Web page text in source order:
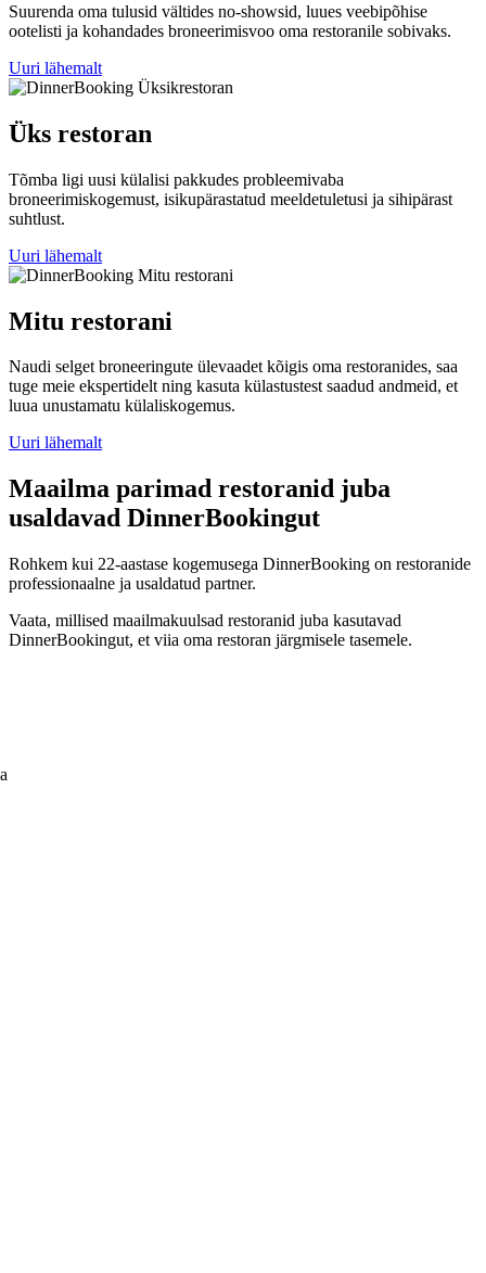
Suurenda oma tulusid vältides no-showsid, luues veebipõhise
ootelisti ja kohandades broneerimisvoo oma restoranile sobivaks.
Uuri lähemalt
Üks restoran
Tõmba ligi uusi külalisi pakkudes probleemivaba
broneerimiskogemust, isikupärastatud meeldetuletusi ja sihipärast
suhtlust.
Uuri lähemalt
Mitu restorani
Naudi selget broneeringute ülevaadet kõigis oma restoranides, saa
tuge meie ekspertidelt ning kasuta külastustest saadud andmeid, et
luua unustamatu külaliskogemus.
Uuri lähemalt
Maailma parimad restoranid juba
usaldavad DinnerBookingut
Rohkem kui 22-aastase kogemusega DinnerBooking on restoranide
professionaalne ja usaldatud partner.
Vaata, millised maailmakuulsad restoranid juba kasutavad
DinnerBookingut, et viia oma restoran järgmisele tasemele.